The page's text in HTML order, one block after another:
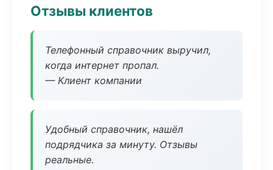
Отзывы клиентов
Телефонный справочник выручил,
когда интернет пропал.
— Клиент компании
Удобный справочник, нашёл
подрядчика за минуту. Отзывы
реальные.